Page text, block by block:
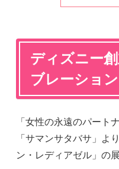
ディズニー
ブレーショ
「女性の永遠のパート
「サマンサタバサ」より
ン・レディアゼル」の